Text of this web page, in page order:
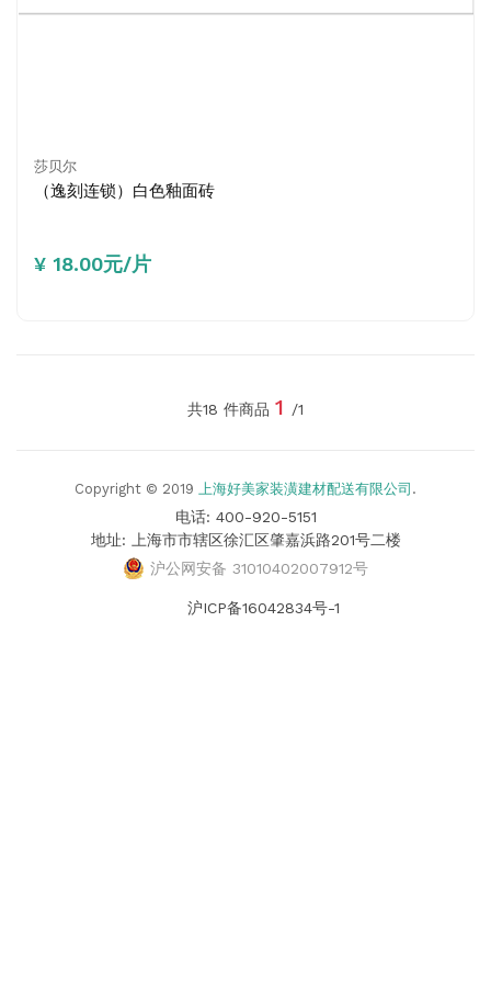
莎贝尔
（逸刻连锁）白色釉面砖
¥ 18.00元/片
共18 件商品 1 /1
Copyright © 2019 上海好美家装潢建材配送有限公司 .
电话: 400-920-5151
地址: 上海市市辖区徐汇区肇嘉浜路201号二楼
沪公网安备 31010402007912号
沪ICP备16042834号-1